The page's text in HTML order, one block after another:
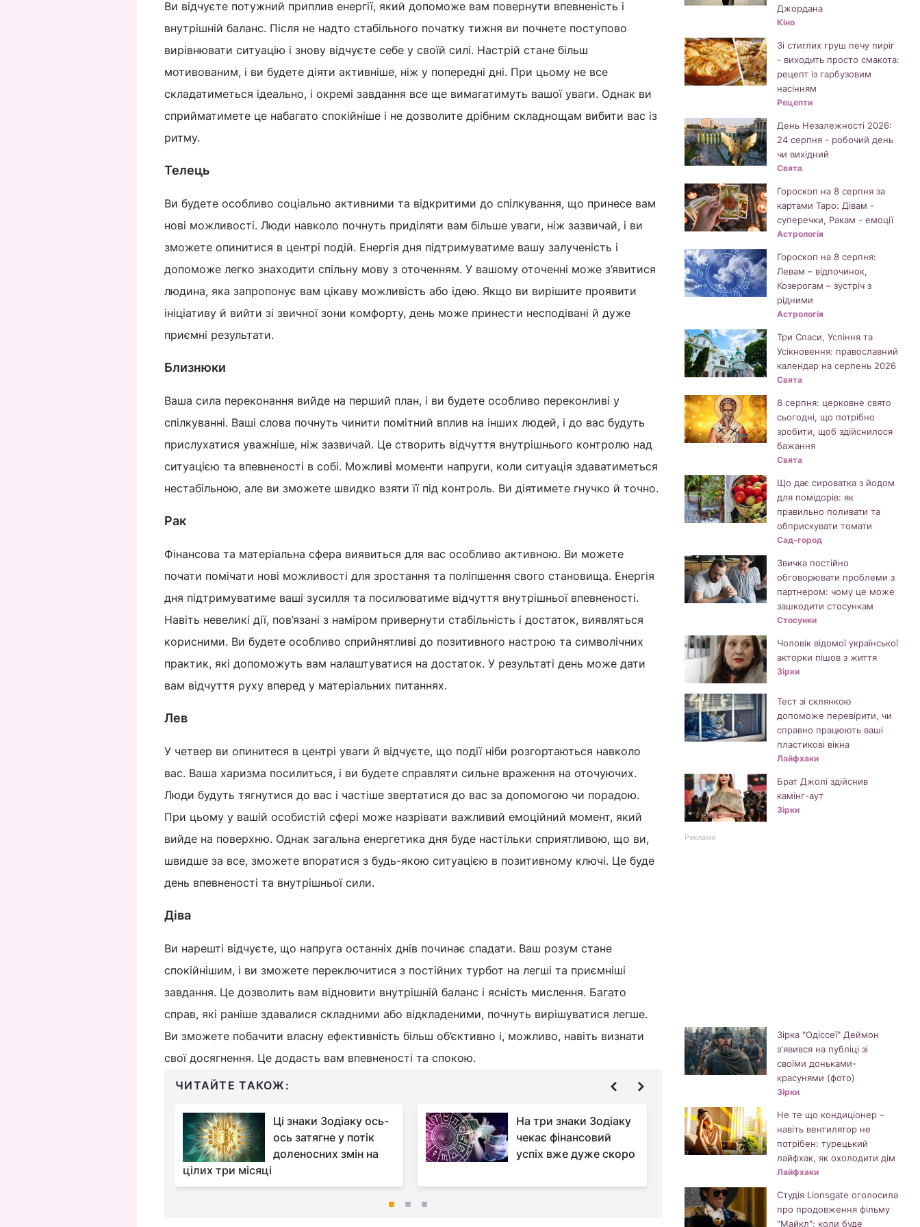
Ви відчуєте потужний приплив енергії, який допоможе вам повернути впевненість і
внутрішній баланс. Після не надто стабільного початку тижня ви почнете поступово
вирівнювати ситуацію і знову відчуєте себе у своїй силі. Настрій стане більш
мотивованим, і ви будете діяти активніше, ніж у попередні дні. При цьому не все
складатиметься ідеально, і окремі завдання все ще вимагатимуть вашої уваги. Однак ви
сприйматимете це набагато спокійніше і не дозволите дрібним складнощам вибити вас із
ритму.
Телець
Ви будете особливо соціально активними та відкритими до спілкування, що принесе вам
нові можливості. Люди навколо почнуть приділяти вам більше уваги, ніж зазвичай, і ви
зможете опинитися в центрі подій. Енергія дня підтримуватиме вашу залученість і
допоможе легко знаходити спільну мову з оточенням. У вашому оточенні може з’явитися
людина, яка запропонує вам цікаву можливість або ідею. Якщо ви вирішите проявити
ініціативу й вийти зі звичної зони комфорту, день може принести несподівані й дуже
приємні результати.
Близнюки
Ваша сила переконання вийде на перший план, і ви будете особливо переконливі у
спілкуванні. Ваші слова почнуть чинити помітний вплив на інших людей, і до вас будуть
прислухатися уважніше, ніж зазвичай. Це створить відчуття внутрішнього контролю над
ситуацією та впевненості в собі. Можливі моменти напруги, коли ситуація здаватиметься
нестабільною, але ви зможете швидко взяти її під контроль. Ви діятимете гнучко й точно.
Рак
Фінансова та матеріальна сфера виявиться для вас особливо активною. Ви можете
почати помічати нові можливості для зростання та поліпшення свого становища. Енергія
дня підтримуватиме ваші зусилля та посилюватиме відчуття внутрішньої впевненості.
Навіть невеликі дії, пов’язані з наміром привернути стабільність і достаток, виявляться
корисними. Ви будете особливо сприйнятливі до позитивного настрою та символічних
практик, які допоможуть вам налаштуватися на достаток. У результаті день може дати
вам відчуття руху вперед у матеріальних питаннях.
Лев
У четвер ви опинитеся в центрі уваги й відчуєте, що події ніби розгортаються навколо
вас. Ваша харизма посилиться, і ви будете справляти сильне враження на оточуючих.
Люди будуть тягнутися до вас і частіше звертатися до вас за допомогою чи порадою.
При цьому у вашій особистій сфері може назрівати важливий емоційний момент, який
вийде на поверхню. Однак загальна енергетика дня буде настільки сприятливою, що ви,
швидше за все, зможете впоратися з будь-якою ситуацією в позитивному ключі. Це буде
день впевненості та внутрішньої сили.
Діва
Ви нарешті відчуєте, що напруга останніх днів починає спадати. Ваш розум стане
спокійнішим, і ви зможете переключитися з постійних турбот на легші та приємніші
завдання. Це дозволить вам відновити внутрішній баланс і ясність мислення. Багато
справ, які раніше здавалися складними або відкладеними, почнуть вирішуватися легше.
Ви зможете побачити власну ефективність більш об’єктивно і, можливо, навіть визнати
свої досягнення. Це додасть вам впевненості та спокою.
ЧИТАЙТЕ ТАКОЖ:
Ці знаки Зодіаку ось-
ось затягне у потік
доленосних змін на
цілих три місяці
На три знаки Зодіаку
чекає фінансовий
успіх вже дуже скоро
У житті цих знаків
Зодіаку ось-ось
закінчиться тривала
Джордана
Кіно
Зі стиглих груш печу пиріг
- виходить просто смакота:
рецепт із гарбузовим
насінням
Рецепти
День Незалежності 2026:
24 серпня - робочий день
чи вихідний
Свята
Гороскоп на 8 серпня за
картами Таро: Дівам -
суперечки, Ракам - емоції
Астрологія
Гороскоп на 8 серпня:
Левам – відпочинок,
Козерогам – зустріч з
рідними
Астрологія
Три Спаси, Успіння та
Усікновення: православний
календар на серпень 2026
Свята
8 серпня: церковне свято
сьогодні, що потрібно
зробити, щоб здійснилося
бажання
Свята
Що дає сироватка з йодом
для помідорів: як
правильно поливати та
обприскувати томати
Сад-город
Звичка постійно
обговорювати проблеми з
партнером: чому це може
зашкодити стосункам
Стосунки
Чоловік відомої української
акторки пішов з життя
Зірки
Тест зі склянкою
допоможе перевірити, чи
справно працюють ваші
пластикові вікна
Лайфхаки
Брат Джолі здійснив
камінг-аут
Зірки
Реклама
Зірка "Одіссеї" Деймон
з'явився на публіці зі
своїми доньками-
красунями (фото)
Зірки
Не те що кондиціонер –
навіть вентилятор не
потрібен: турецький
лайфхак, як охолодити дім
Лайфхаки
Студія Lionsgate оголосила
про продовження фільму
"Майкл": коли буде